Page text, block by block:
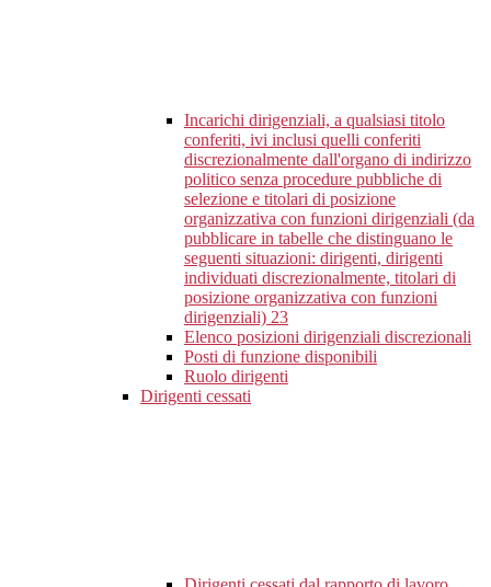
Incarichi dirigenziali, a qualsiasi titolo
conferiti, ivi inclusi quelli conferiti
discrezionalmente dall'organo di indirizzo
politico senza procedure pubbliche di
selezione e titolari di posizione
organizzativa con funzioni dirigenziali (da
pubblicare in tabelle che distinguano le
seguenti situazioni: dirigenti, dirigenti
individuati discrezionalmente, titolari di
posizione organizzativa con funzioni
dirigenziali) 23
Elenco posizioni dirigenziali discrezionali
Posti di funzione disponibili
Ruolo dirigenti
Dirigenti cessati